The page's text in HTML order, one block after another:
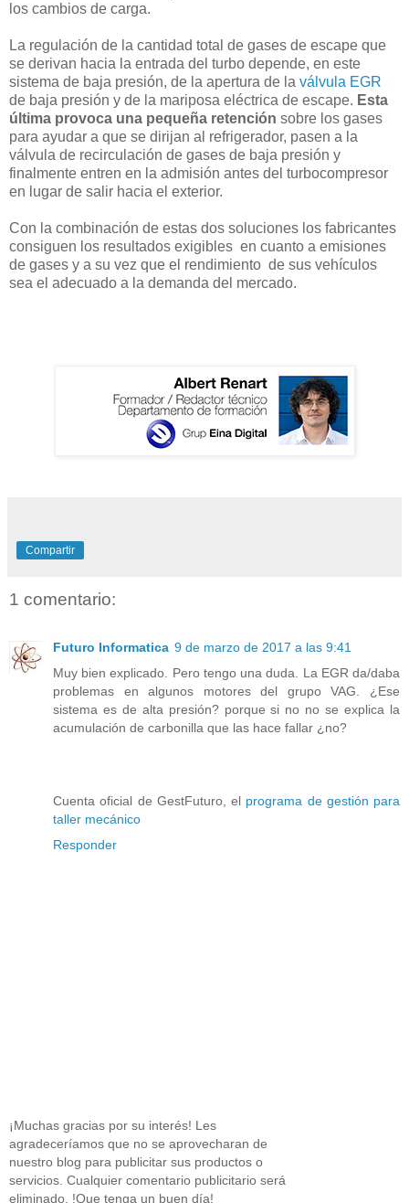
los cambios de carga.
La regulación de la cantidad total de gases de escape que
se derivan hacia la entrada del turbo depende, en este
sistema de baja presión, de la apertura de la válvula EGR
de baja presión y de la mariposa eléctrica de escape. Esta
última provoca una pequeña retención sobre los gases
para ayudar a que se dirijan al refrigerador, pasen a la
válvula de recirculación de gases de baja presión y
finalmente entren en la admisión antes del turbocompresor
en lugar de salir hacia el exterior.
Con la combinación de estas dos soluciones los fabricantes
consiguen los resultados exigibles en cuanto a emisiones
de gases y a su vez que el rendimiento de sus vehículos
sea el adecuado a la demanda del mercado.
Compartir
1 comentario:
Futuro Informatica 9 de marzo de 2017 a las 9:41
Muy bien explicado. Pero tengo una duda. La EGR da/daba
problemas en algunos motores del grupo VAG. ¿Ese
sistema es de alta presión? porque si no no se explica la
acumulación de carbonilla que las hace fallar ¿no?
Cuenta oficial de GestFuturo, el programa de gestión para
taller mecánico
Responder
¡Muchas gracias por su interés! Les
agradeceríamos que no se aprovecharan de
nuestro blog para publicitar sus productos o
servicios. Cualquier comentario publicitario será
eliminado. !Que tenga un buen día!